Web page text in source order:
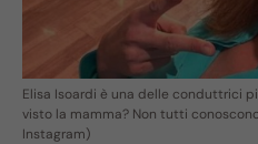
Elisa Isoardi è una delle conduttrici
visto la mamma? Non tutti
Instagram)